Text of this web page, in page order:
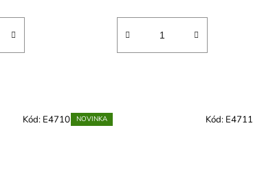
Kód: E4710 NOVINKA Kód: E4711